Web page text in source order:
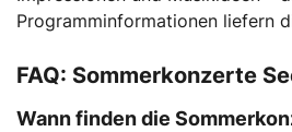
Programminformationen liefern
FAQ: Sommerkonzerte
Wann finden die